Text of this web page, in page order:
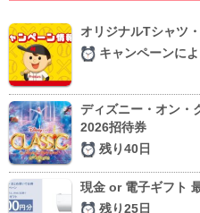
オリジナルTシャツ
キャンペーンに
ディズニー・オン・
2026招待券
残り40日
現金 or 電子ギフト
残り25日